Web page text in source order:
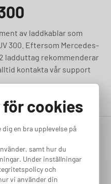
av laddkablar som
300. Eftersom Mercedes-
2 ladduttag rekommenderar
kontakta vår support
4.50
cookies
en bra upplevelse på
samt hur du
Under inställningar
och
vi använder din